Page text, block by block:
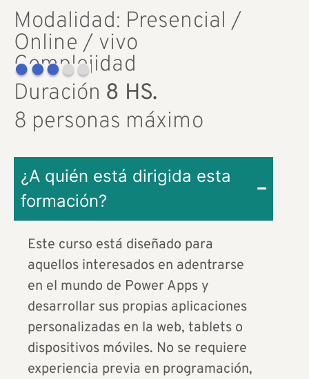
Modalidad: Presencial /
Online / vivo
Complejidad
Duración 8 HS.
8 personas máximo
¿A quién está dirigida esta
formación?
Este curso está diseñado para
aquellos interesados en adentrarse
en el mundo de Power Apps y
desarrollar sus propias aplicaciones
personalizadas en la web, tablets o
dispositivos móviles. No se requiere
experiencia previa en programación,